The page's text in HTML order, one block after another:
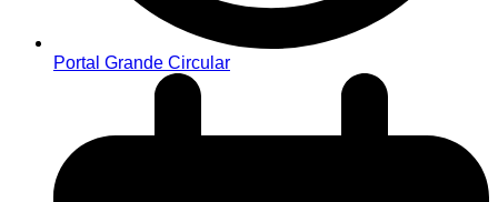
Portal Grande Circular